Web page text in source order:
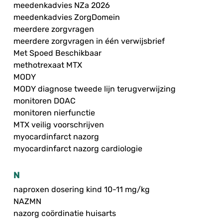
meedenkadvies NZa 2026
meedenkadvies ZorgDomein
meerdere zorgvragen
meerdere zorgvragen in één verwijsbrief
Met Spoed Beschikbaar
methotrexaat MTX
MODY
MODY diagnose tweede lijn terugverwijzing
monitoren DOAC
monitoren nierfunctie
MTX veilig voorschrijven
myocardinfarct nazorg
myocardinfarct nazorg cardiologie
N
naproxen dosering kind 10-11 mg/kg
NAZMN
nazorg coördinatie huisarts